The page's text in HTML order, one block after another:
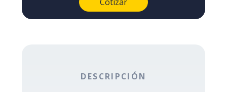
DESCRIPCIÓN